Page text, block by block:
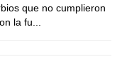
que no cumplieron
la fu...